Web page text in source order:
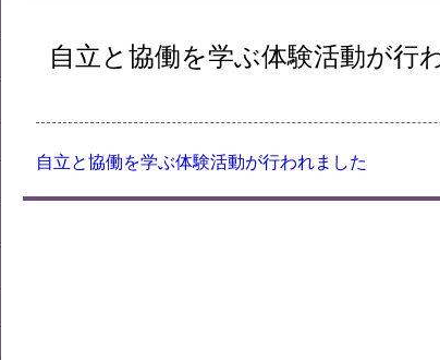
自立と協働を学ぶ体験活動が行
自立と協働を学ぶ体験活動が行われました